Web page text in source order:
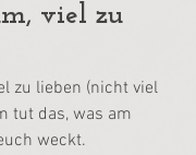
viel zu
zu lieben (nicht viel
tut das, was am
weckt.